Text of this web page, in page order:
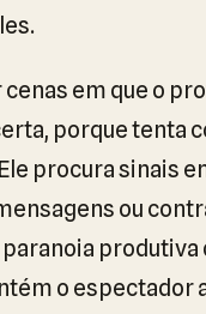
cenas em que o
porque tenta
procura sinais
ou
paranoia produtiva
o espectador